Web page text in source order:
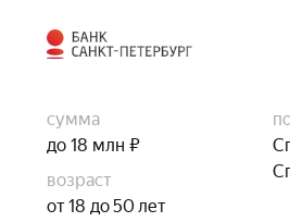
сумма
до 18 млн ₽
возраст
от 18 до 50 лет